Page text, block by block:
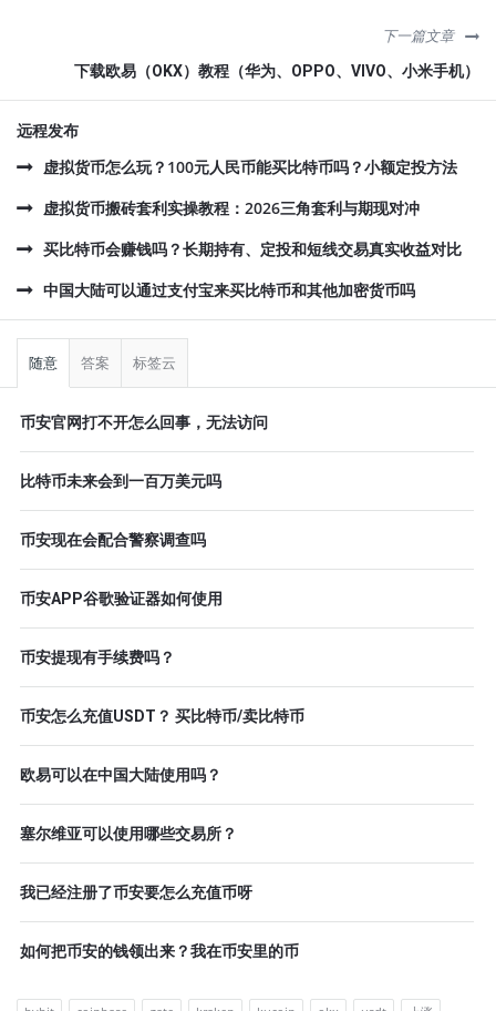
下一篇文章
下载欧易（OKX）教程（华为、OPPO、VIVO、小米手机）
远程发布
虚拟货币怎么玩？100元人民币能买比特币吗？小额定投方法
虚拟货币搬砖套利实操教程：2026三角套利与期现对冲
买比特币会赚钱吗？长期持有、定投和短线交易真实收益对比
中国大陆可以通过支付宝来买比特币和其他加密货币吗
侧
随意 答案 标签云
币安官网打不开怎么回事，无法访问
比特币未来会到一百万美元吗
币安现在会配合警察调查吗
币安APP谷歌验证器如何使用
币安提现有手续费吗？
币安怎么充值USDT？ 买比特币/卖比特币
欧易可以在中国大陆使用吗？
塞尔维亚可以使用哪些交易所？
我已经注册了币安要怎么充值币呀
如何把币安的钱领出来？我在币安里的币